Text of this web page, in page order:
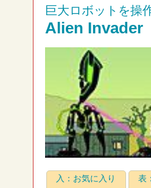
巨大ロボットを操
Alien Invader
入：お気に入り
表